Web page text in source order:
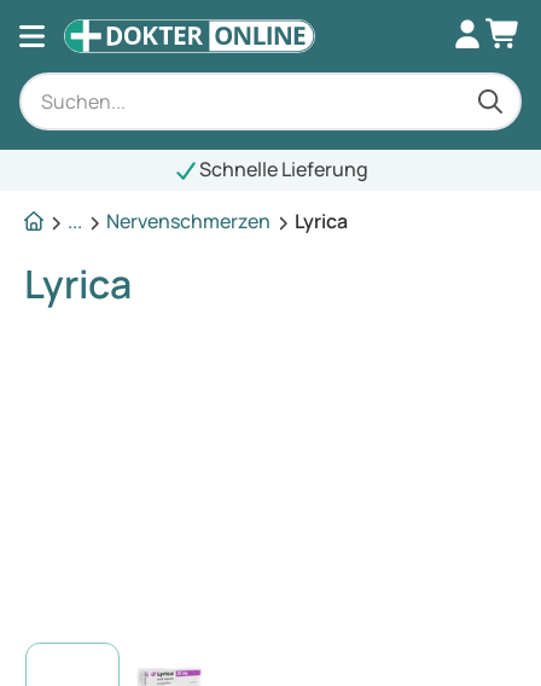
Schnelle Lieferung
...
Nervenschmerzen Lyrica
Lyrica